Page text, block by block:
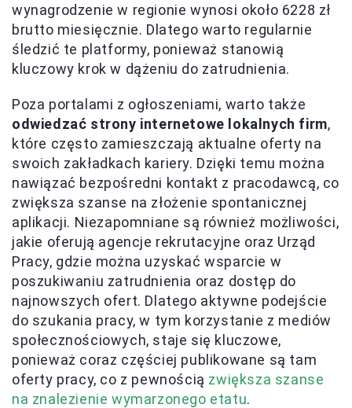
wynagrodzenie w regionie wynosi około 6228 zł
brutto miesięcznie. Dlatego warto regularnie
śledzić te platformy, ponieważ stanowią
kluczowy krok w dążeniu do zatrudnienia.
Poza portalami z ogłoszeniami, warto także
odwiedzać strony internetowe lokalnych firm,
które często zamieszczają aktualne oferty na
swoich zakładkach kariery. Dzięki temu można
nawiązać bezpośredni kontakt z pracodawcą, co
zwiększa szanse na złożenie spontanicznej
aplikacji. Niezapomniane są również możliwości,
jakie oferują agencje rekrutacyjne oraz Urząd
Pracy, gdzie można uzyskać wsparcie w
poszukiwaniu zatrudnienia oraz dostęp do
najnowszych ofert. Dlatego aktywne podejście
do szukania pracy, w tym korzystanie z mediów
społecznościowych, staje się kluczowe,
ponieważ coraz częściej publikowane są tam
oferty pracy, co z pewnością zwiększa szanse
na znalezienie wymarzonego etatu.